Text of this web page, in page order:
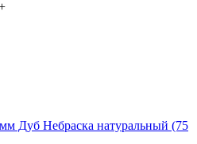
Дуб Небраска натуральный (75